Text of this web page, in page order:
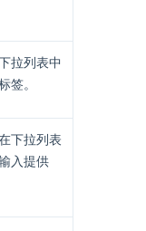
拉列表中
签。
下拉列表
入提供